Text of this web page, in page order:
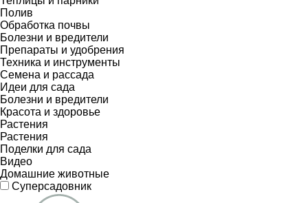
Полив
Обработка почвы
Болезни и вредители
Препараты и удобрения
Техника и инструменты
Семена и рассада
Идеи для сада
Болезни и вредители
Красота и здоровье
Растения
Растения
Поделки для сада
Видео
Домашние животные
Суперсадовник